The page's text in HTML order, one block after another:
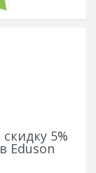
5%
Eduson